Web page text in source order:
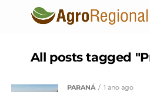
All posts tagged
PARANÁ 1 ano ago